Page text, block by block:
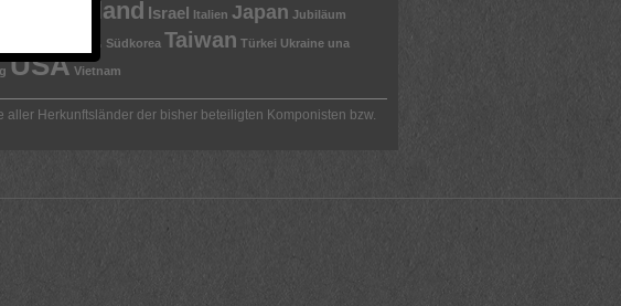
Griechenland Israel Italien Japan Jubiläum
Südkorea Taiwan Türkei Ukraine una
USA Vietnam
Herkunftsländer der bisher beteiligten Komponisten bzw.